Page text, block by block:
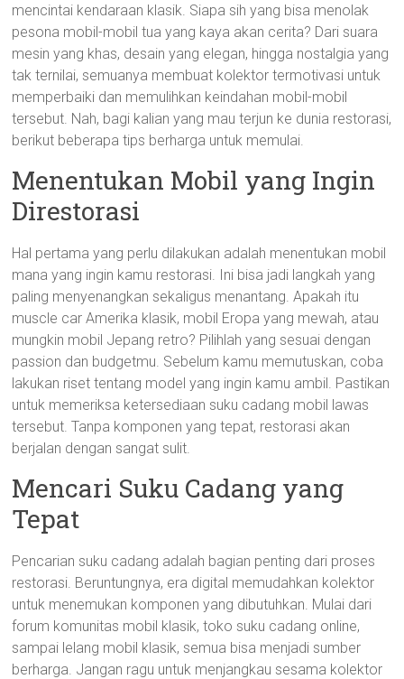
mencintai kendaraan klasik. Siapa sih yang bisa menolak
pesona mobil-mobil tua yang kaya akan cerita? Dari suara
mesin yang khas, desain yang elegan, hingga nostalgia yang
tak ternilai, semuanya membuat kolektor termotivasi untuk
memperbaiki dan memulihkan keindahan mobil-mobil
tersebut. Nah, bagi kalian yang mau terjun ke dunia restorasi,
berikut beberapa tips berharga untuk memulai.
Menentukan Mobil yang Ingin
Direstorasi
Hal pertama yang perlu dilakukan adalah menentukan mobil
mana yang ingin kamu restorasi. Ini bisa jadi langkah yang
paling menyenangkan sekaligus menantang. Apakah itu
muscle car Amerika klasik, mobil Eropa yang mewah, atau
mungkin mobil Jepang retro? Pilihlah yang sesuai dengan
passion dan budgetmu. Sebelum kamu memutuskan, coba
lakukan riset tentang model yang ingin kamu ambil. Pastikan
untuk memeriksa ketersediaan suku cadang mobil lawas
tersebut. Tanpa komponen yang tepat, restorasi akan
berjalan dengan sangat sulit.
Mencari Suku Cadang yang
Tepat
Pencarian suku cadang adalah bagian penting dari proses
restorasi. Beruntungnya, era digital memudahkan kolektor
untuk menemukan komponen yang dibutuhkan. Mulai dari
forum komunitas mobil klasik, toko suku cadang online,
sampai lelang mobil klasik, semua bisa menjadi sumber
berharga. Jangan ragu untuk menjangkau sesama kolektor